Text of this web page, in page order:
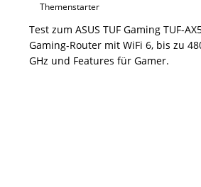
Themenstarter
Test zum ASUS TUF Gaming TUF-
Gaming-Router mit WiFi 6, bis zu
GHz und Features für Gamer.